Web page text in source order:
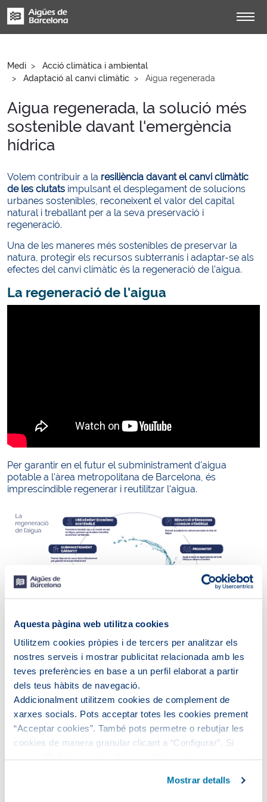
Aquesta pàgina web utilitza cookies
Utilitzem cookies pròpies i de tercers per analitzar els
nostres serveis i mostrar publicitat relacionada amb les
teves preferències en base a un perfil elaborat a partir
dels teus hàbits de navegació.
Addicionalment utilitzem cookies de complement de
xarxes socials. Pots acceptar totes les cookies prement
“Acceptar cookies”. També pots permetre o rebutjar les
cookies de manera granular clicant a “Configurar”. Si
que són indispensables perquè el lloc web funcioni i que,
per tant, no es poden desactivar.
Mostrar detalls
Medi
Acció climàtica i ambiental
Adaptació al canvi climàtic
Aigua regenerada
Aigua regenerada, la solució més
sostenible davant l'emergència
hídrica
Volem contribuir a la resiliència davant el canvi climàtic
de les ciutats impulsant el desplegament de solucions
urbanes sostenibles, reconeixent el valor del capital
natural i treballant per a la seva preservació i
regeneració.
Una de les maneres més sostenibles de preservar la
natura, protegir els recursos subterranis i adaptar-se als
efectes del canvi climàtic és la regeneració de l'aigua.
La regeneració de l'aigua
Per garantir en el futur el subministrament d'aigua
potable a l'àrea metropolitana de Barcelona, és
imprescindible regenerar i reutilitzar l'aigua.
Veure el text descriptiu dels beneficis de la regeneració
de l'aigua
Aigua regenerada (hm3) 2020-2024